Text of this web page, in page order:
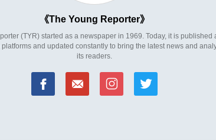
The Young Reporter
(TYR) started as a newspaper in 1969. Today, it is published
and updated constantly to bring the latest news and
its readers.